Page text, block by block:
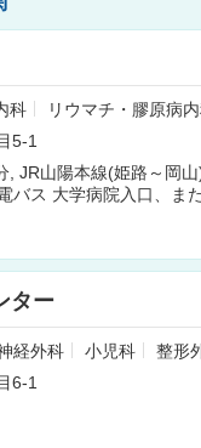
科
リウマチ・膠原病
吸器外科
整形外科
放射線科 歯科
矯
外科 呼吸器内科
循
5-1
JR山陽本線(姫路～岡
バス 大学病院入口、ま
ター
経外科 小児科
整形
眼科
外科
6-1